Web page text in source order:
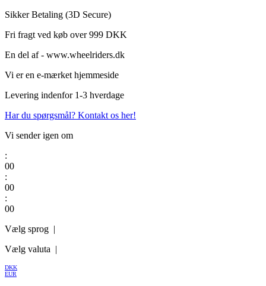
Videre
indhold
Sikker Betaling (3D Secure)
Fri fragt ved køb over 999 DKK
En del af - www.wheelriders.dk
Vi er en e-mærket hjemmeside
Levering indenfor 1-3 hverdage
Har du spørgsmål? Kontakt os her!
Vi sender igen om
:
00
:
00
:
00
Vælg sprog |
Vælg valuta |
DKK
EUR